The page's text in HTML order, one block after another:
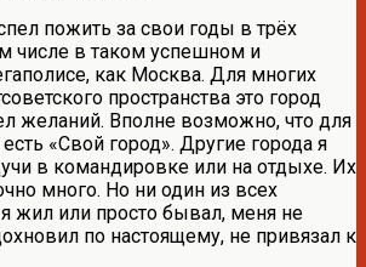
пожить за свои годы в трёх
числе в таком успешном и
как Москва. Для многих
пространства это город
желаний. Вполне возможно, что для
есть «Свой город». Другие города я
в командировке или на отдыхе. Их
много. Но ни один из всех
жил или просто бывал, меня не
по настоящему, не привязал к